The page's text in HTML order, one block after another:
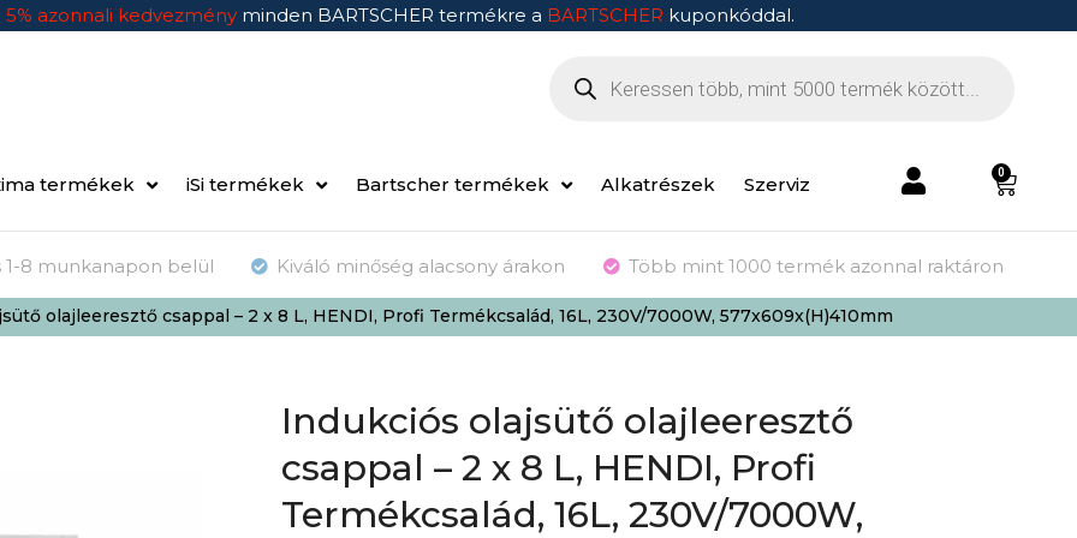
5% azonnali kedvezmény minden BARTSCHER termékre a BARTSCHER kuponkóddal.
termékek iSi termékek Bartscher termékek Alkatrészek Szerviz
0
1-8 munkanapon belül Kiváló minőség alacsony árakon Több mint 1000 termék azonnal raktáron
olajleeresztő csappal – 2 x 8 L, HENDI, Profi Termékcsalád, 16L, 230V/7000W, 577x609x(H)410mm
Indukciós olajsütő olajleeresztő
csappal – 2 x 8 L, HENDI, Profi
Termékcsalád, 16L, 230V/7000W,